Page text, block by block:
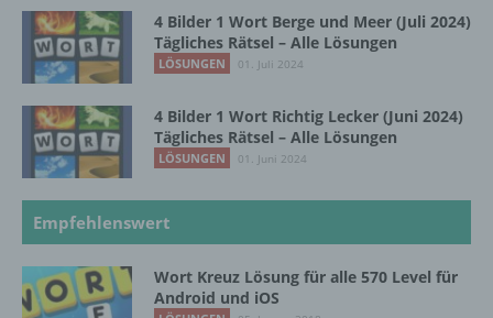
4 Bilder 1 Wort Berge und Meer (Juli 2024)
Tägliches Rätsel – Alle Lösungen
LÖSUNGEN 01. Juli 2024
4 Bilder 1 Wort Richtig Lecker (Juni 2024)
Tägliches Rätsel – Alle Lösungen
LÖSUNGEN 01. Juni 2024
Empfehlenswert
Wort Kreuz Lösung für alle 570 Level für
Android und iOS
Betroffene Person ist jede identifizierte oder
identifizierbare natürliche Person, deren
personenbezogene Daten von dem für die
Verarbeitung Verantwortlichen verarbeitet
c) Verarbeitung
Verarbeitung ist jeder mit oder ohne Hilfe
automatisierter Verfahren ausgeführte
Vorgang oder jede solche Vorgangsreihe im
Zusammenhang mit personenbezogenen
Daten wie das Erheben, das Erfassen, die